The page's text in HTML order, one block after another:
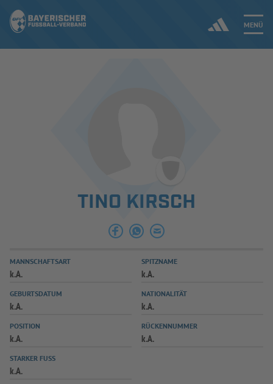
MENÜ
AUSBILDUNG & FÖRDERUNG
SPIELPLUS
TINO KIRSCH
MANNSCHAFTSART
k.A.
SPITZNAME
k.A.
GEBURTSDATUM
k.A.
NATIONALITÄT
k.A.
POSITION
k.A.
RÜCKENNUMMER
k.A.
STARKER FUSS
k.A.